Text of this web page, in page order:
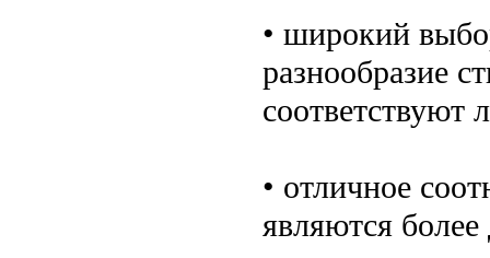
• широкий
разнообразие
соответствуют
• отличное
являются